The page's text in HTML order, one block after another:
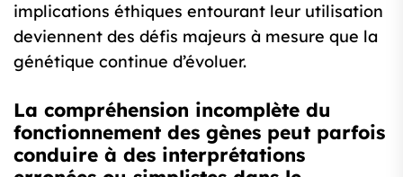
implications éthiques entourant leur utilisation
deviennent des défis majeurs à mesure que la
génétique continue d’évoluer.
La compréhension incomplète du
fonctionnement des gènes peut parfois
conduire à des interprétations